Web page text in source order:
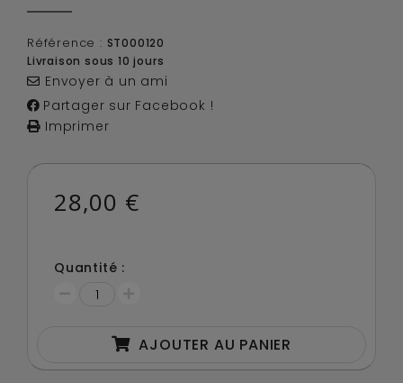
Référence : ST000120
Livraison sous 10 jours
Envoyer à un ami
Partager sur Facebook !
Imprimer
28,00 €
Quantité :
AJOUTER AU PANIER